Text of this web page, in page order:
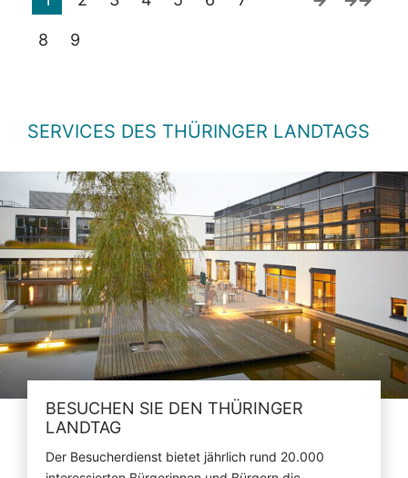
8 9
SERVICES DES THÜRINGER LANDTAGS
BESUCHEN SIE DEN THÜRINGER
LANDTAG
Der Besucherdienst bietet jährlich rund 20.000